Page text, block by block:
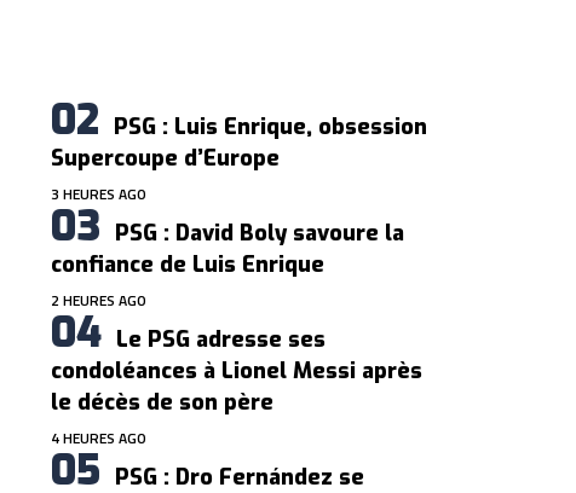
PSG : Luis Enrique, obsession
Supercoupe d’Europe
3 HEURES AGO
PSG : David Boly savoure la
confiance de Luis Enrique
2 HEURES AGO
Le PSG adresse ses
condoléances à Lionel Messi après
le décès de son père
4 HEURES AGO
PSG : Dro Fernández se